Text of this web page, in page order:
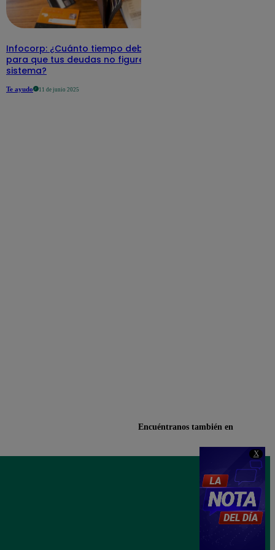
X
Infocorp: ¿Cuánto tiempo debe pasar
para que tus deudas no figuren en su
sistema?
Te ayudo 11 de junio 2025
Encuéntranos también en